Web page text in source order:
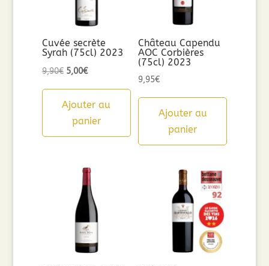
Cuvée secrète
Syrah (75cl) 2023
9,90€ Le
initial
était :
5,00€Le
actuel
est :
Ajouter au
panier
Château Capendu
AOC Corbières
(75cl) 2023
9,95€
Ajouter au
panier